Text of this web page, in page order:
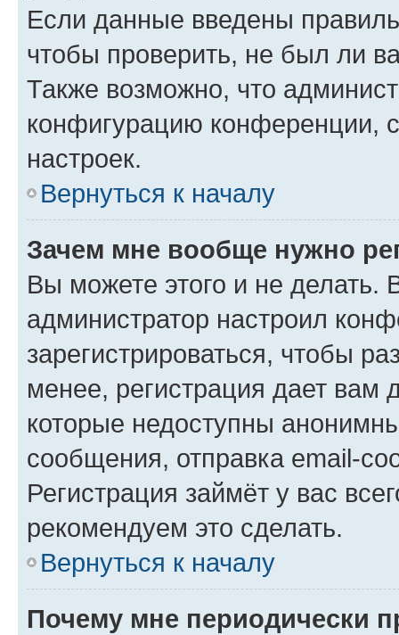
Если данные введены
чтобы проверить, не был ли
Также возможно, что
конфигурацию конференции,
настроек.
Вернуться к началу
Зачем мне вообще нужно
Вы можете этого и не делать.
администратор настроил
зарегистрироваться, чтобы
менее, регистрация дает вам
которые недоступны
сообщения, отправка email-
Регистрация займёт у вас
рекомендуем это сделать.
Вернуться к началу
Почему мне периодически